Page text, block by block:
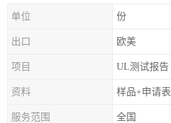
单位 份
出口 欧美
项目 UL测试报告
资料 样品+申请表
服务范围 全国